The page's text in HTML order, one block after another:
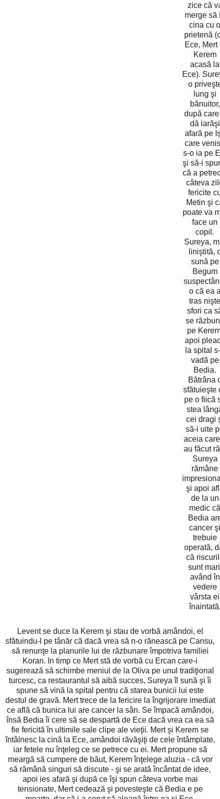
zice că
merge să
cina cu o
prietenă
Ece, Mert
Kerem
acasă la
Ece).
o
lung şi
bănuitor,
după
dă iarăşi
afară pe
care
s-o ia pe
şi să-i
că a
câteva
fericite
Metin şi
poate va
face un
copil.
Sureya,
liniştită,
sună pe
Begum
o că ea
tras nişte
sfori ca
se
pe
apoi
la spital
vadă pe
Bedia.
Bătrâna
sfătuieşte
pe o fiică
stea
cei dragi
să-i uite
aceia
au făcut
Sureya
rămâne
şi apoi
de la un
medic că
Bedia
cancer şi
trebuie
operată,
că
sunt
având în
vedere
vârsta ei
Levent se duce la Kerem şi stau de vorbă amândoi, el
sfătuindu-l pe tânăr că dacă vrea să n-o rănească pe Cansu,
să renunţe la planurile lui de răzbunare împotriva familiei
Koran. In timp ce Mert stă de vorbă cu Ercan care-i
sugerează să schimbe meniul de la Oliva pe unul tradiţional
turcesc, ca restaurantul să aibă succes, Sureya îl sună şi îi
spune să vină la spital pentru că starea bunicii lui este
destul de gravă. Mert trece de la fericire la îngrijorare imediat
ce află că bunica lui are cancer la sân. Se împacă amândoi,
însă Bedia îi cere să se despartă de Ece dacă vrea ca ea să
fie fericită în ultimile sale clipe ale vieţii. Mert şi Kerem se
întâlnesc la cină la Ece, amândoi răvăşiţi de cele întâmplate,
iar fetele nu înţeleg ce se petrece cu ei. Mert propune să
meargă să cumpere de băut, Kerem înţelege aluzia - că vor
să rămână singuri să discute - şi se arată încântat de idee,
apoi ies afară şi după ce îşi spun câteva vorbe mai
tensionate, Mert cedează şi povesteşte că Bedia e pe